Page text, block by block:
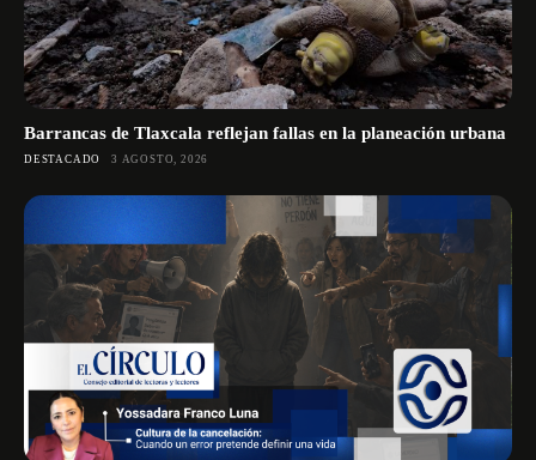
Barrancas de Tlaxcala reflejan fallas en la planeación urbana
DESTACADO 3 AGOSTO, 2026